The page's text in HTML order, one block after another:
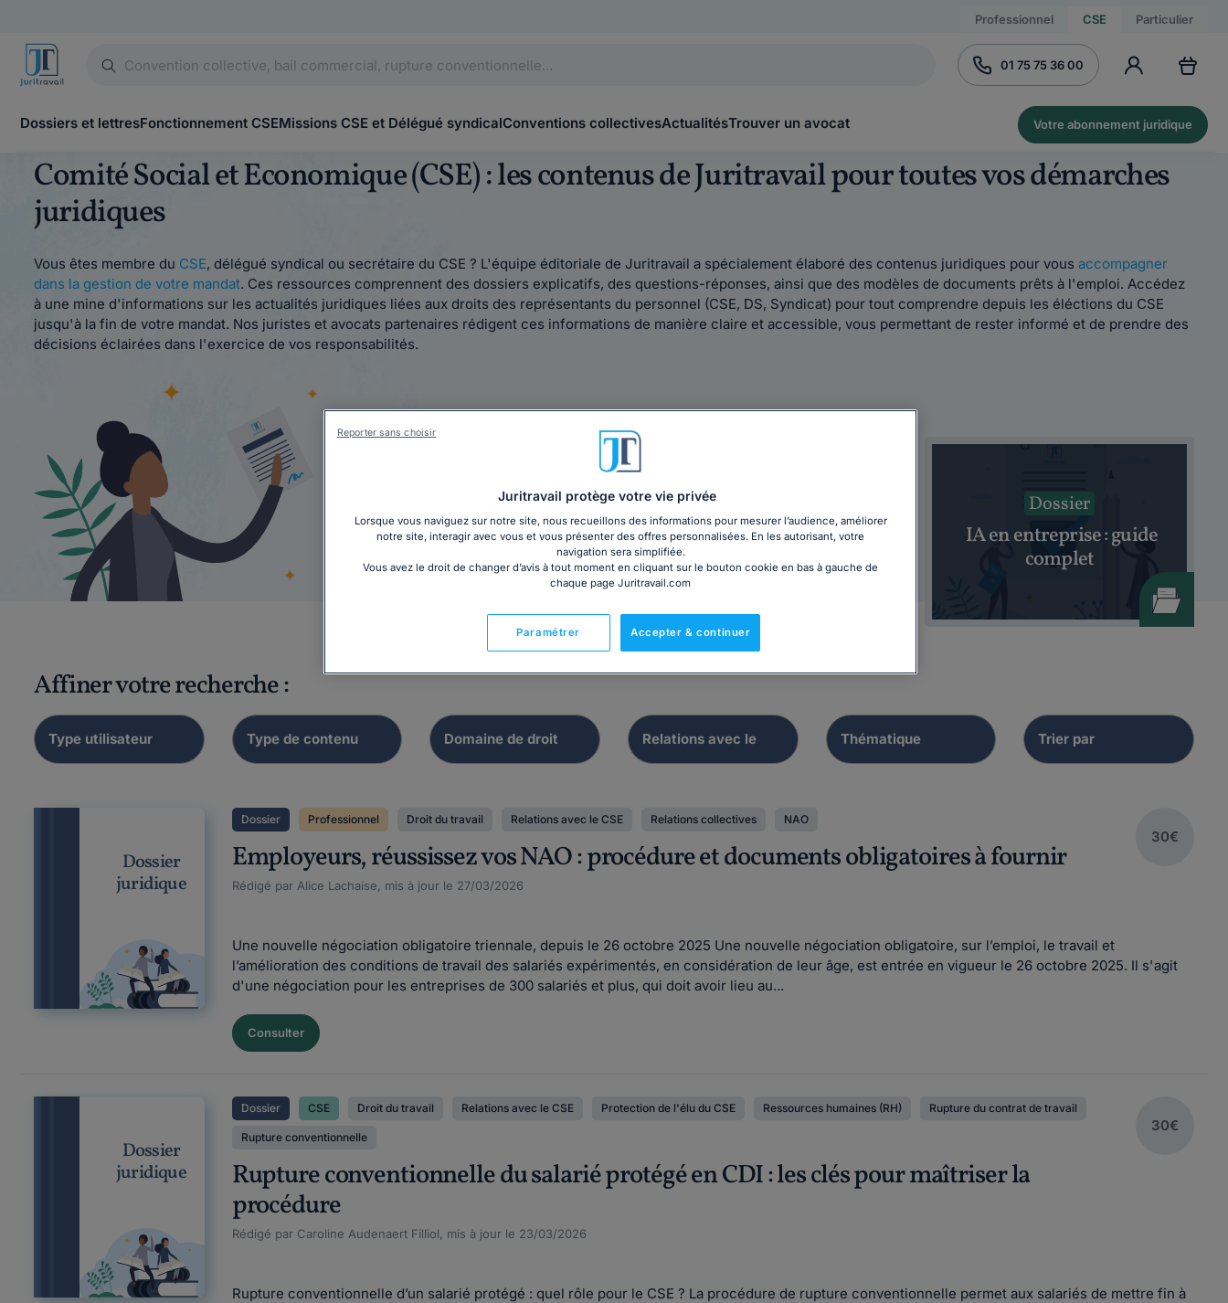
Professionnel CSE Particulier
01 75 75 36 00
Dossiers et lettresFonctionnement CSEMissions CSE et Délégué syndicalConventions collectivesActualitésTrouver un avocat Votre abonnement juridique
Comité Social et Economique (CSE) : les contenus de Juritravail pour toutes vos démarches
juridiques
Vous êtes membre du CSE, délégué syndical ou secrétaire du CSE ? L'équipe éditoriale de Juritravail a spécialement élaboré des contenus juridiques pour vous accompagner
dans la gestion de votre mandat. Ces ressources comprennent des dossiers explicatifs, des questions-réponses, ainsi que des modèles de documents prêts à l'emploi. Accédez
à une mine d'informations sur les actualités juridiques liées aux droits des représentants du personnel (CSE, DS, Syndicat) pour tout comprendre depuis les éléctions du CSE
jusqu'à la fin de votre mandat. Nos juristes et avocats partenaires rédigent ces informations de manière claire et accessible, vous permettant de rester informé et de prendre des
décisions éclairées dans l'exercice de vos responsabilités.
Élections et mise en place
du CSE
Registre du CSE
Dossier
IA en entreprise : guide
complet
Affiner votre recherche :
Dossier
juridique
Dossier Professionnel Droit du travail Relations avec le CSE Relations collectives NAO
Employeurs, réussissez vos NAO : procédure et documents obligatoires à fournir
Rédigé par Alice Lachaise, mis à jour le 27/03/2026
30€
Une nouvelle négociation obligatoire triennale, depuis le 26 octobre 2025 Une nouvelle négociation obligatoire, sur l’emploi, le travail et
l’amélioration des conditions de travail des salariés expérimentés, en considération de leur âge, est entrée en vigueur le 26 octobre 2025. Il s'agit
d'une négociation pour les entreprises de 300 salariés et plus, qui doit avoir lieu au...
Consulter
Dossier
juridique
Dossier CSE Droit du travail Relations avec le CSE Protection de l'élu du CSE Ressources humaines (RH) Rupture du contrat de travail
Rupture conventionnelle
Rupture conventionnelle du salarié protégé en CDI : les clés pour maîtriser la
procédure
Rédigé par Caroline Audenaert Filliol, mis à jour le 23/03/2026
30€
Rupture conventionnelle d’un salarié protégé : quel rôle pour le CSE ? La procédure de rupture conventionnelle permet aux salariés de mettre fin à
Juritravail protège votre vie privée
Lorsque vous naviguez sur notre site, nous recueillons des informations pour mesurer l’audience, améliorer
notre site, interagir avec vous et vous présenter des offres personnalisées. En les autorisant, votre
navigation sera simplifiée.
Vous avez le droit de changer d’avis à tout moment en cliquant sur le bouton cookie en bas à gauche de
chaque page Juritravail.com
Accepter & continuer
Paramétrer
Reporter sans choisir